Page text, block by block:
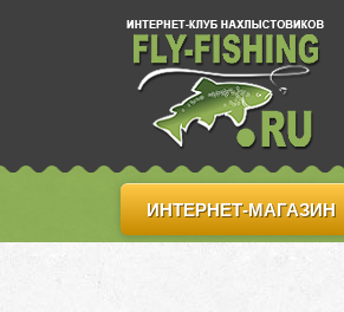
ИНТЕРНЕТ-МАГАЗИН